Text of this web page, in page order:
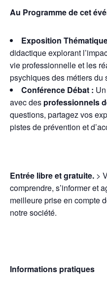
Au Programme de cet
Exposition
didactique explorant
vie professionnelle et les
psychiques des métiers du
Conférence Débat :
avec des professionnels
questions, partagez vos
pistes de prévention et
Entrée libre et gratuite. >
comprendre, s’informer et
meilleure prise en compte
notre société.
Informations pratiques